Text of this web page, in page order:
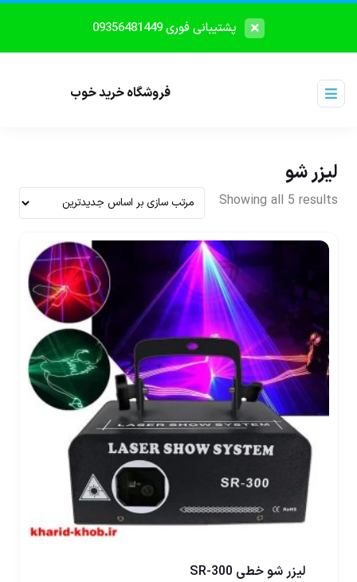
پشتیبانی فوری 09356481449
فروشگاه خرید خوب
لیزر شو
Showing all 5 results
لیزر شو خطی SR-300